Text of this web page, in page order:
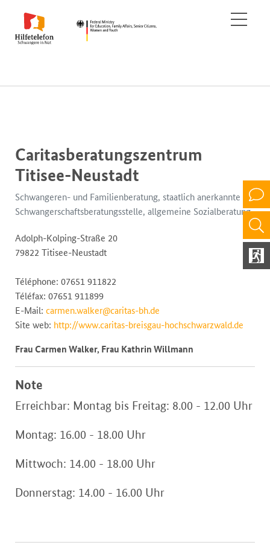
Caritasberatungszentrum
Titisee-Neustadt
Schwangeren- und Familienberatung, staatlich anerkannte
Schwangerschaftsberatungsstelle, allgemeine Sozialberatung
Adolph-Kolping-Straße 20
79822 Titisee-Neustadt
Téléphone: 07651 911822
Téléfax: 07651 911899
E-Mail: carmen.walker@caritas-bh.de
Site web: http://www.caritas-breisgau-hochschwarzwald.de
Frau Carmen Walker, Frau Kathrin Willmann
Note
Erreichbar: Montag bis Freitag: 8.00 - 12.00 Uhr
Montag: 16.00 - 18.00 Uhr
Mittwoch: 14.00 - 18.00 Uhr
Donnerstag: 14.00 - 16.00 Uhr